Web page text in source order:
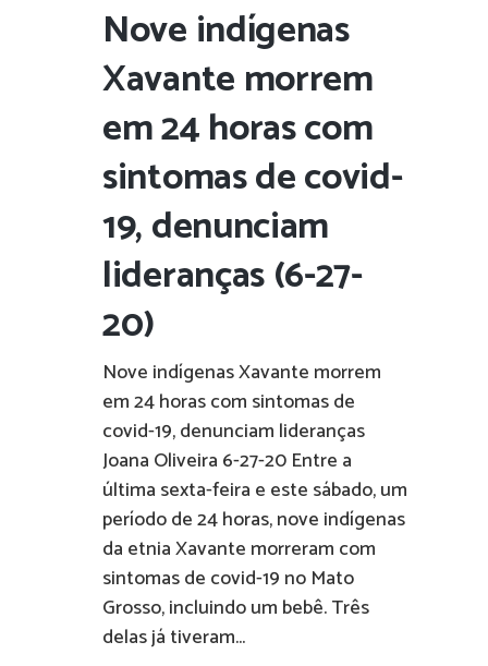
Nove indígenas
Xavante morrem
em 24 horas com
sintomas de covid-
19, denunciam
lideranças (6-27-
20)
Nove indígenas Xavante morrem
em 24 horas com sintomas de
covid-19, denunciam lideranças
Joana Oliveira 6-27-20 Entre a
última sexta-feira e este sábado, um
período de 24 horas, nove indígenas
da etnia Xavante morreram com
sintomas de covid-19 no Mato
Grosso, incluindo um bebê. Três
delas já tiveram...